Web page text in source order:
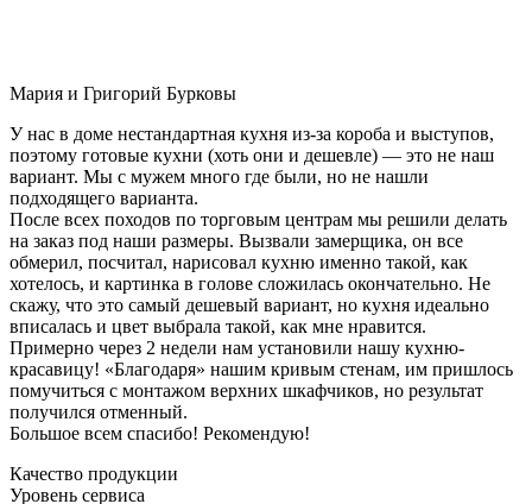
Мария и Григорий Бурковы
У нас в доме нестандартная кухня из-за короба и выступов,
поэтому готовые кухни (хоть они и дешевле) — это не наш
вариант. Мы с мужем много где были, но не нашли
подходящего варианта.
После всех походов по торговым центрам мы решили делать
на заказ под наши размеры. Вызвали замерщика, он все
обмерил, посчитал, нарисовал кухню именно такой, как
хотелось, и картинка в голове сложилась окончательно. Не
скажу, что это самый дешевый вариант, но кухня идеально
вписалась и цвет выбрала такой, как мне нравится.
Примерно через 2 недели нам установили нашу кухню-
красавицу! «Благодаря» нашим кривым стенам, им пришлось
помучиться с монтажом верхних шкафчиков, но результат
получился отменный.
Большое всем спасибо! Рекомендую!
Качество продукции
Уровень сервиса